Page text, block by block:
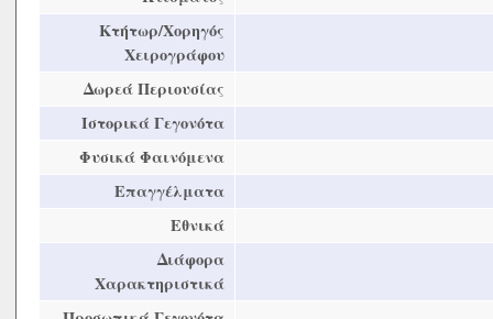
Κτήτωρ/Χορηγός
Χειρογράφου
Δωρεά Περιουσίας
Ιστορικά Γεγονότα
Φυσικά Φαινόμενα
Επαγγέλματα
Εθνικά
Διάφορα
Χαρακτηριστικά